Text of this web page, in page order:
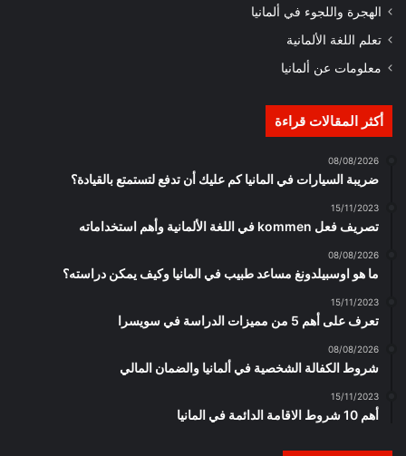
الهجرة واللجوء في ألمانيا
تعلم اللغة الألمانية
معلومات عن ألمانيا
أكثر المقالات قراءة
08/08/2026
ضريبة السيارات في المانيا كم عليك أن تدفع لتستمتع بالقيادة؟
15/11/2023
تصريف فعل kommen في اللغة الألمانية وأهم استخداماته
08/08/2026
ما هو اوسبيلدونغ مساعد طبيب في المانيا وكيف يمكن دراسته؟
15/11/2023
تعرف على أهم 5 من مميزات الدراسة في سويسرا
08/08/2026
شروط الكفالة الشخصية في ألمانيا والضمان المالي
15/11/2023
أهم 10 شروط الاقامة الدائمة في المانيا